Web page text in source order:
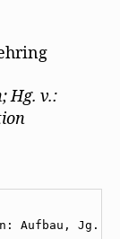
Hg. v.:
Aufbau, Jg.